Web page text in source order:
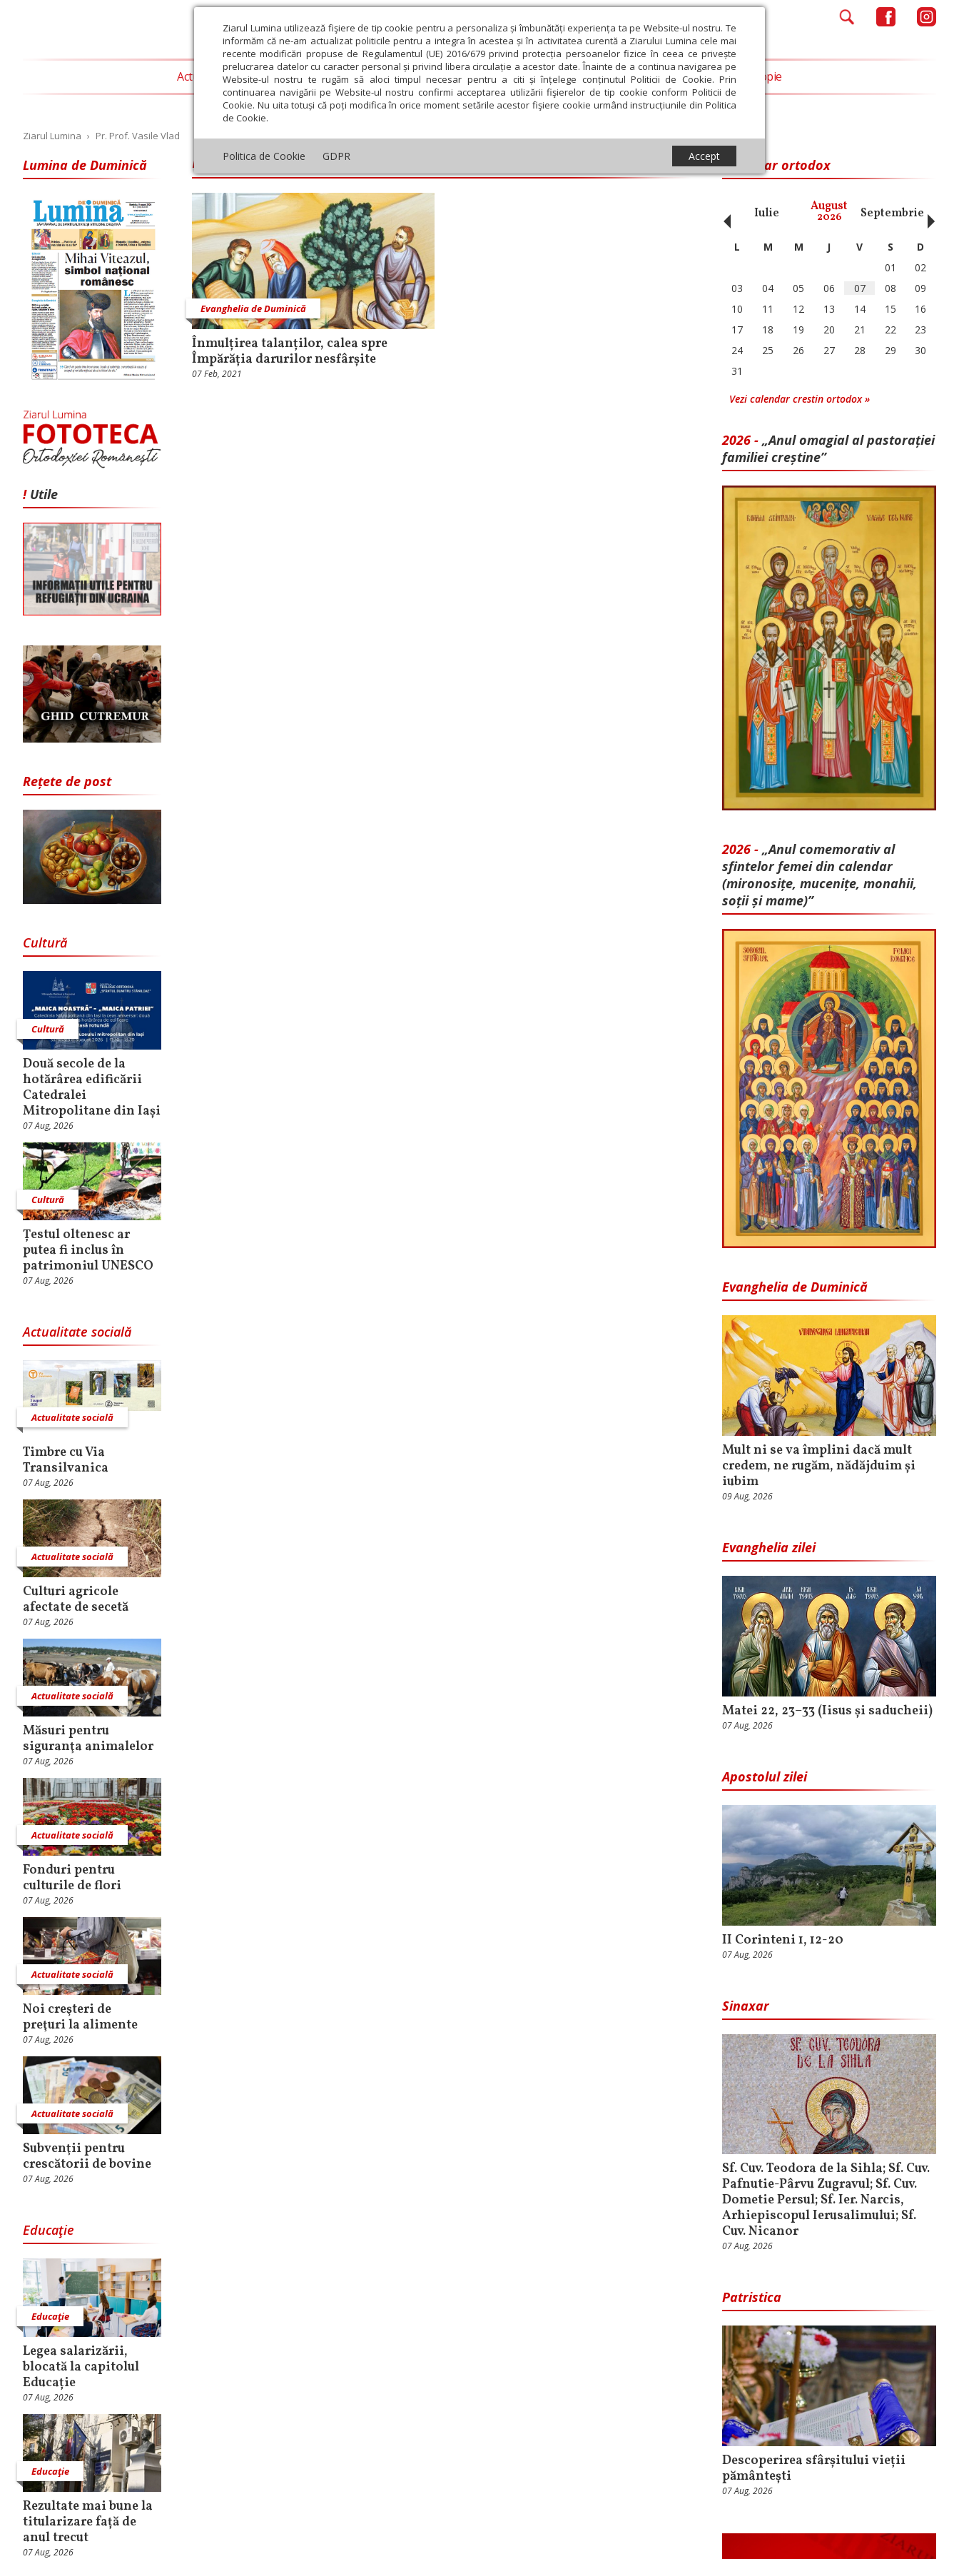
Ziarul Lumina utilizează fişiere de tip cookie pentru a personaliza și îmbunătăți experiența ta pe Website-ul nostru. Te
informăm că ne-am actualizat politicile pentru a integra în acestea și în activitatea curentă a Ziarului Lumina cele mai
recente modificări propuse de Regulamentul (UE) 2016/679 privind protecția persoanelor fizice în ceea ce privește
prelucrarea datelor cu caracter personal și privind libera circulație a acestor date. Înainte de a continua navigarea pe
Website-ul nostru te rugăm să aloci timpul necesar pentru a citi și înțelege conținutul Politicii de Cookie. Prin
continuarea navigării pe Website-ul nostru confirmi acceptarea utilizării fişierelor de tip cookie conform Politicii de
Cookie. Nu uita totuși că poți modifica în orice moment setările acestor fişiere cookie urmând instrucțiunile din Politica
de Cookie.
Politica de Cookie GDPR Accept
Actualitate religioasă Teologie și spiritualitate Educaţie și Cultură Societate Opinii Filantropie
Ziarul Lumina › Pr. Prof. Vasile Vlad
Lumina de Duminică
! Utile
Rețete de post
Cultură
Cultură
Două secole de la
hotărârea edificării
Catedralei
Mitropolitane din Iași
07 Aug, 2026
Cultură
Țestul oltenesc ar
putea fi inclus în
patrimoniul UNESCO
07 Aug, 2026
Actualitate socială
Actualitate socială
Timbre cu Via
Transilvanica
07 Aug, 2026
Actualitate socială
Culturi agricole
afectate de secetă
07 Aug, 2026
Actualitate socială
Măsuri pentru
siguranţa animalelor
07 Aug, 2026
Actualitate socială
Fonduri pentru
culturile de flori
07 Aug, 2026
Actualitate socială
Noi creşteri de
preţuri la alimente
07 Aug, 2026
Actualitate socială
Subvenţii pentru
crescătorii de bovine
07 Aug, 2026
Educaţie
Educaţie
Legea salarizării,
blocată la capitolul
Educație
07 Aug, 2026
Educaţie
Rezultate mai bune la
titularizare față de
anul trecut
07 Aug, 2026
Pr. Prof. Vasile Vlad
Evanghelia de Duminică
Înmulțirea talanților, calea spre
Împărăția darurilor nesfârșite
07 Feb, 2021
Calendar ortodox
August Septembrie Octombrie Noiembrie Decembrie Ianuarie Februarie Iulie August
2026 Septembrie
‹ L M M J V S
D
01
02
03
04 05 06 07 08
09
10
11 12 13 14 15
16
17
18 19 20 21 22
23
24
25 26 27 28 29
30
31
Vezi calendar crestin ortodox »
2026 - „Anul omagial al pastorației
familiei creștine”
2026 - „Anul comemorativ al
sfintelor femei din calendar
(mironosițe, mu­cenițe, monahii,
soții și mame)”
Evanghelia de Duminică
Mult ni se va împlini dacă mult
credem, ne rugăm, nădăjduim și
iubim
09 Aug, 2026
Evanghelia zilei
Matei 22, 23–33 (Iisus și saducheii)
07 Aug, 2026
Apostolul zilei
II Corinteni 1, 12-20
07 Aug, 2026
Sinaxar
Sf. Cuv. Teodora de la Sihla; Sf. Cuv.
Pafnutie-Pârvu Zugravul; Sf. Cuv.
Dometie Persul; Sf. Ier. Narcis,
Arhiepiscopul Ierusalimului; Sf.
Cuv. Nicanor
07 Aug, 2026
Patristica
Descoperirea sfârșitului vieții
pământești
07 Aug, 2026